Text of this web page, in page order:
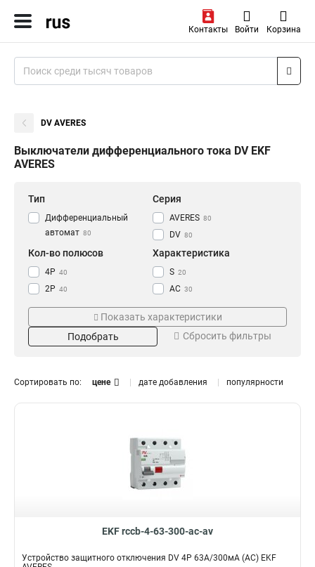
Контакты Войти Корзина
DV AVERES
Выключатели дифференциального тока DV EKF
AVERES
Тип
Дифференциальный
автомат 80
Серия
AVERES 80
DV 80
Кол-во полюсов
4P 40
2P 40
Характеристика
S 20
AC 30
A 30
Чувствительность
20
Номинальный ток/
Чувствительность
80А/100мА
63А/100мА
40А/300мА
40А/100мА
25А/300мА
Показать характеристики
Подобрать
Сбросить фильтры
Сортировать по: цене дате добавления популярности
EKF rccb-4-63-300-ac-av
Устройство защитного отключения DV 4P 63А/300мА (AC) EKF